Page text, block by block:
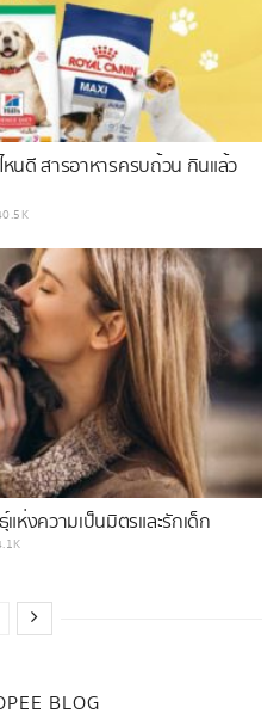
หนดี สารอาหารครบถ้วน กินแล้ว
งความเป็นมิตรและรักเด็ก
BLOG